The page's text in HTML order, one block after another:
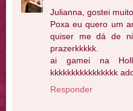
Julianna, gostei
Poxa eu quero um
quiser me dá de
prazerkkkkk.
ai gamei na
kkkkkkkkkkkkkkkk
Responder